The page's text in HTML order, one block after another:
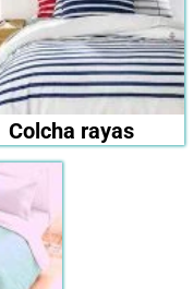
Colcha rayas